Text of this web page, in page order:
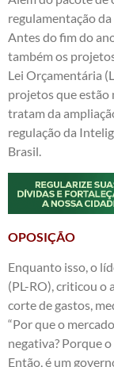
regulamentação
Antes do fim do
também os
Lei Orçamentária
projetos que estão
tratam da
regulação da
Brasil.
OPOSIÇÃO
Enquanto isso, o
(PL-RO), criticou o
corte de gastos,
“Por que o
negativa? Porque
Então, é um